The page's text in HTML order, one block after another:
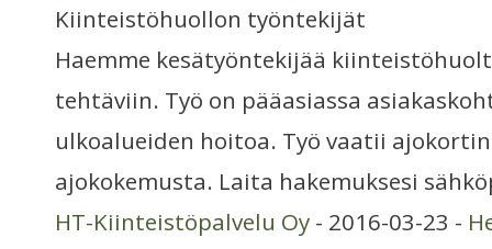
Kiinteistöhuollon työntekijät
Haemme kesätyöntekijää
tehtäviin. Työ on pääasiassa
ulkoalueiden hoitoa. Työ vaatii
ajokokemusta. Laita hakemuksesi
HT-Kiinteistöpalvelu Oy - 2016-03-23 -